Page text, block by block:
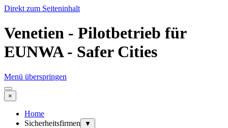
Direkt zum Seiteninhalt
Venetien - Pilotbetrieb für
EUNWA - Safer Cities
Menü überspringen
×
Home
Sicherheitsfirmen
▼